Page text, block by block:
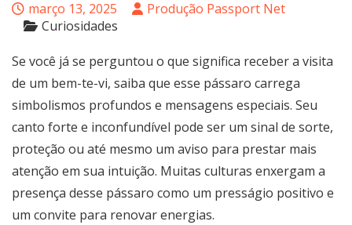
março 13, 2025
Produção Passport Net
Curiosidades
Se você já se perguntou o que significa receber a visita
de um bem-te-vi, saiba que esse pássaro carrega
simbolismos profundos e mensagens especiais. Seu
canto forte e inconfundível pode ser um sinal de sorte,
proteção ou até mesmo um aviso para prestar mais
atenção em sua intuição. Muitas culturas enxergam a
presença desse pássaro como um presságio positivo e
um convite para renovar energias.